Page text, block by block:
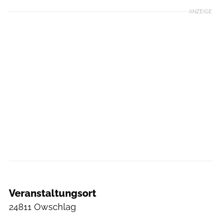
ANZEIGE
Veranstaltungsort
24811 Owschlag